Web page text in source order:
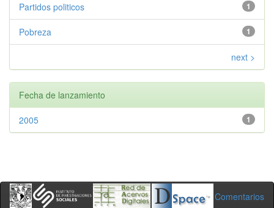
1
Partidos politicos
1
Pobreza
next >
Fecha de lanzamiento
1
2005
Comentarios